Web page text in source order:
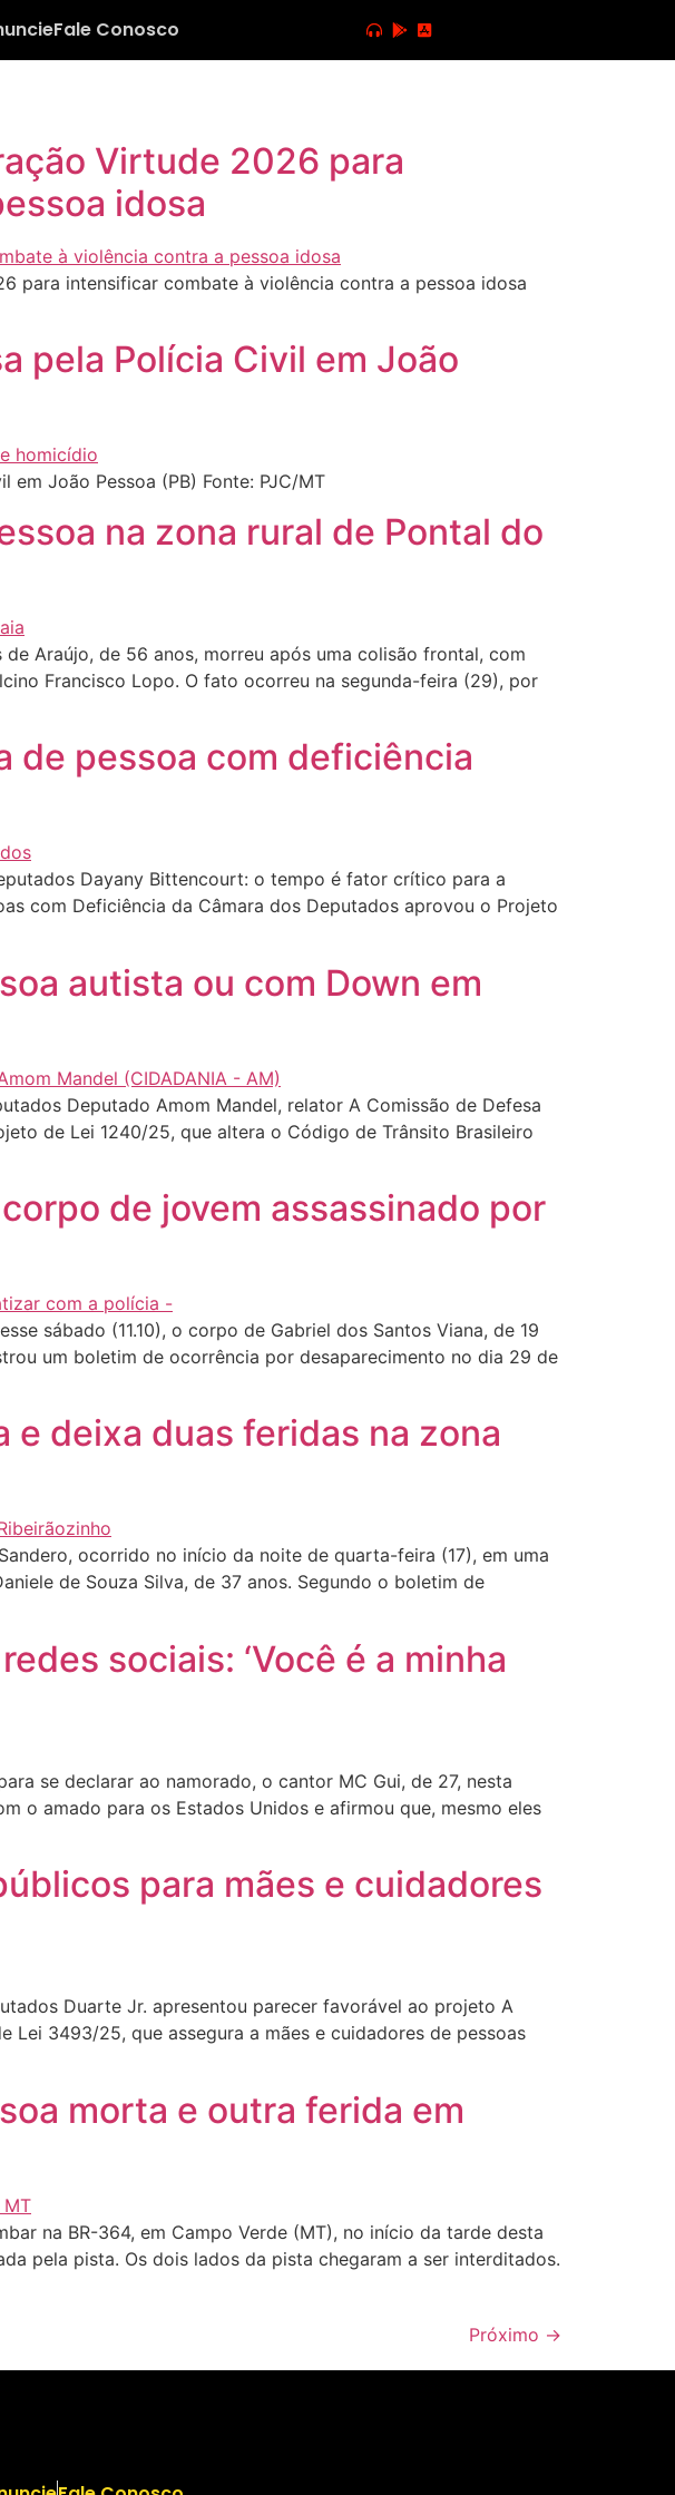
Fale Conosco
Virtude 2026 para
idosa
para intensificar combate à violência contra a pessoa idosa
pela Polícia Civil em João
João Pessoa (PB) Fonte: PJC/MT
na zona rural de Pontal do
Araújo, de 56 anos, morreu após uma colisão frontal, com
Francisco Lopo. O fato ocorreu na segunda-feira (29), por
de pessoa com deficiência
Dayany Bittencourt: o tempo é fator crítico para a
com Deficiência da Câmara dos Deputados aprovou o Projeto
autista ou com Down em
Deputado Amom Mandel, relator A Comissão de Defesa
de Lei 1240/25, que altera o Código de Trânsito Brasileiro
de jovem assassinado por
sábado (11.10), o corpo de Gabriel dos Santos Viana, de 19
um boletim de ocorrência por desaparecimento no dia 29 de
deixa duas feridas na zona
ocorrido no início da noite de quarta-feira (17), em uma
de Souza Silva, de 37 anos. Segundo o boletim de
sociais: ‘Você é a minha
se declarar ao namorado, o cantor MC Gui, de 27, nesta
o amado para os Estados Unidos e afirmou que, mesmo eles
para mães e cuidadores
Duarte Jr. apresentou parecer favorável ao projeto A
3493/25, que assegura a mães e cuidadores de pessoas
morta e outra ferida em
na BR-364, em Campo Verde (MT), no início da tarde desta
pela pista. Os dois lados da pista chegaram a ser interditados.
Próximo →